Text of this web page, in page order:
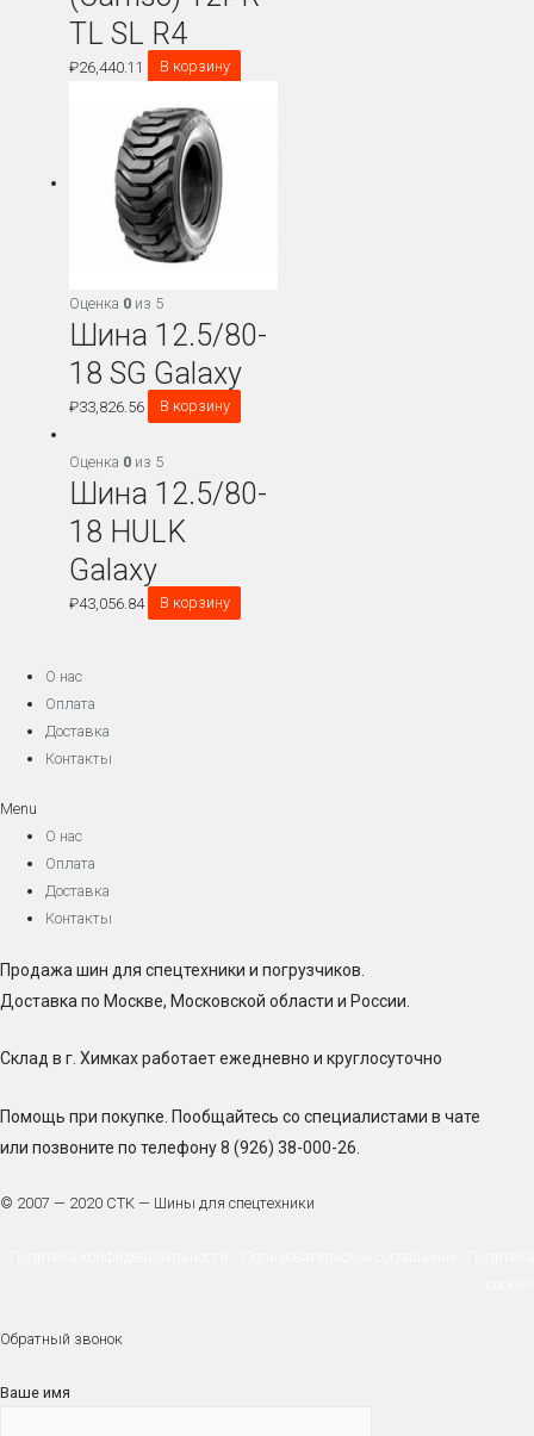
TL SL R4
₽26,440.11 В корзину
Оценка 0 из 5
Шина 12.5/80-
18 SG Galaxy
₽33,826.56 В корзину
Оценка 0 из 5
Шина 12.5/80-
18 HULK
Galaxy
₽43,056.84 В корзину
О нас
Оплата
Доставка
Контакты
Menu
О нас
Оплата
Доставка
Контакты
Продажа шин для спецтехники и погрузчиков.
Доставка по Москве, Московской области и России.
Склад в г. Химках работает ежедневно и круглосуточно
Помощь при покупке. Пообщайтесь со специалистами в чате
или позвоните по телефону 8 (926) 38-000-26.
© 2007 — 2020 СТК — Шины для спецтехники
Обратный звонок
Ваше имя